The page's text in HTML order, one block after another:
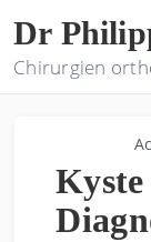
Dr
Chirurgien